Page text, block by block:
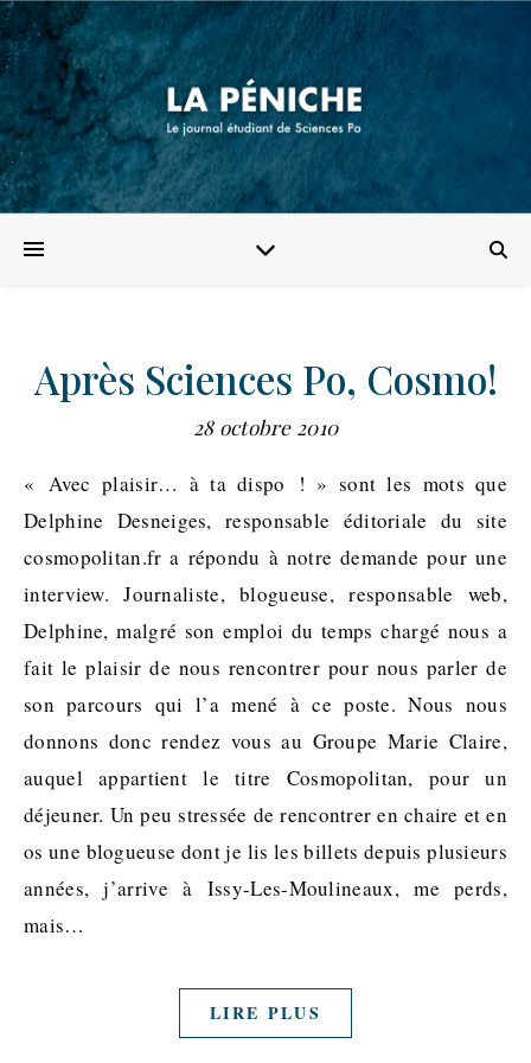
Après Sciences Po, Cosmo!
28 octobre 2010
« Avec plaisir… à ta dispo ! » sont les mots que
Delphine Desneiges, responsable éditoriale du site
cosmopolitan.fr a répondu à notre demande pour une
interview. Journaliste, blogueuse, responsable web,
Delphine, malgré son emploi du temps chargé nous a
fait le plaisir de nous rencontrer pour nous parler de
son parcours qui l’a mené à ce poste. Nous nous
donnons donc rendez vous au Groupe Marie Claire,
auquel appartient le titre Cosmopolitan, pour un
déjeuner. Un peu stressée de rencontrer en chaire et en
os une blogueuse dont je lis les billets depuis plusieurs
années, j’arrive à Issy-Les-Moulineaux, me perds,
mais…
LIRE PLUS